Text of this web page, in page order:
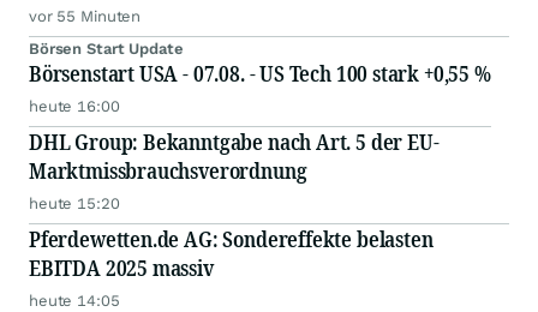
vor 55 Minuten
Börsen Start Update
Börsenstart USA - 07.08. - US Tech 100 stark +0,55 %
heute 16:00
DHL Group: Bekanntgabe nach Art. 5 der EU-
Marktmissbrauchsverordnung
heute 15:20
Pferdewetten.de AG: Sondereffekte belasten
EBITDA 2025 massiv
heute 14:05